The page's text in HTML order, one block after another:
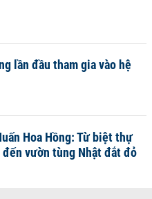
lần đầu tham gia vào hệ
Hoa Hồng: Từ biệt thự
vườn tùng Nhật đắt đỏ